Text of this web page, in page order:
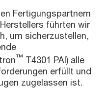
Fertigungspartnern
führten wir
um sicherzustellen,
™ T4301 PAI) alle
erfüllt und
zugelassen ist.